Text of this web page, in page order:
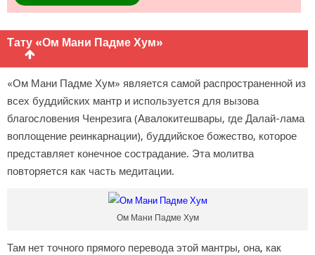
Тату «Ом Мани Падме Хум»
«Ом Мани Падме Хум» является самой распространенной из
всех буддийских мантр и используется для вызова
благословения Ченрезига (Авалокитешвары, где Далай-лама
воплощение реинкарнации), буддийское божество, которое
представляет конечное сострадание. Эта молитва
повторяется как часть медитации.
Ом Мани Падме Хум
Там нет точного прямого перевода этой мантры, она, как